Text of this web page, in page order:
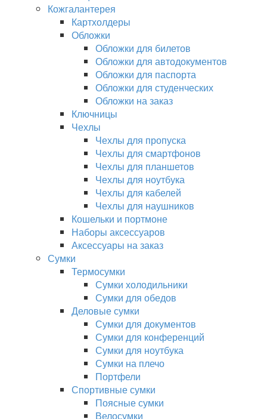
Кожгалантерея
Картхолдеры
Обложки
Обложки для билетов
Обложки для автодокументов
Обложки для паспорта
Обложки для студенческих
Обложки на заказ
Ключницы
Чехлы
Чехлы для пропуска
Чехлы для смартфонов
Чехлы для планшетов
Чехлы для ноутбука
Чехлы для кабелей
Чехлы для наушников
Кошельки и портмоне
Наборы аксессуаров
Аксессуары на заказ
Сумки
Термосумки
Сумки холодильники
Сумки для обедов
Деловые сумки
Сумки для документов
Сумки для конференций
Сумки для ноутбука
Сумки на плечо
Портфели
Спортивные сумки
Поясные сумки
Велосумки